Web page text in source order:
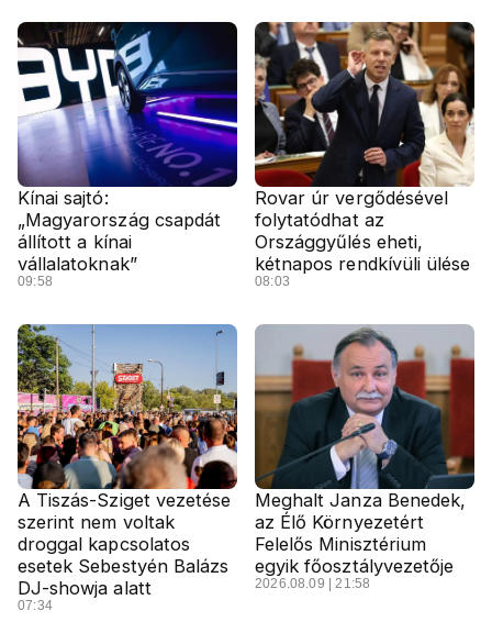
Kínai sajtó:
„Magyarország csapdát
állított a kínai
vállalatoknak”
09:58
Rovar úr vergődésével
folytatódhat az
Országgyűlés eheti,
kétnapos rendkívüli ülése
08:03
A Tiszás-Sziget vezetése
szerint nem voltak
droggal kapcsolatos
esetek Sebestyén Balázs
DJ-showja alatt
07:34
Meghalt Janza Benedek,
az Élő Környezetért
Felelős Minisztérium
egyik főosztályvezetője
2026.08.09 | 21:58